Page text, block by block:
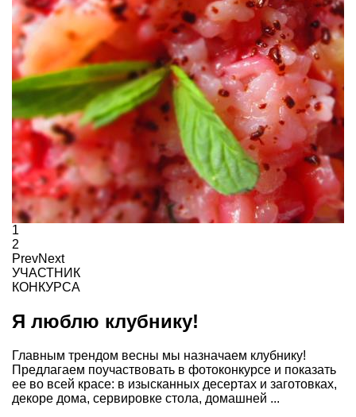
1
2
PrevNext
УЧАСТНИК
КОНКУРСА
Я люблю клубнику!
Главным трендом весны мы назначаем клубнику!
Предлагаем поучаствовать в фотоконкурсе и показать
ее во всей красе: в изысканных десертах и заготовках,
декоре дома, сервировке стола, домашней ...